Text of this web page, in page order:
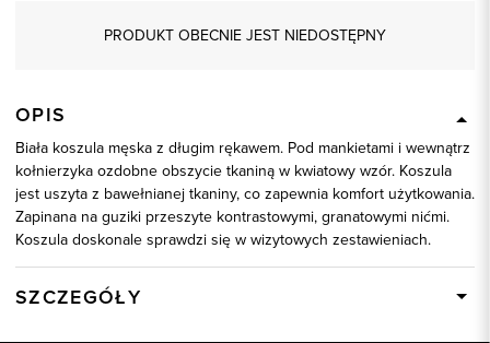
PRODUKT OBECNIE JEST NIEDOSTĘPNY
OPIS
Biała koszula męska z długim rękawem. Pod mankietami i wewnątrz
kołnierzyka ozdobne obszycie tkaniną w kwiatowy wzór. Koszula
jest uszyta z bawełnianej tkaniny, co zapewnia komfort użytkowania.
Zapinana na guziki przeszyte kontrastowymi, granatowymi nićmi.
Koszula doskonale sprawdzi się w wizytowych zestawieniach.
SZCZEGÓŁY